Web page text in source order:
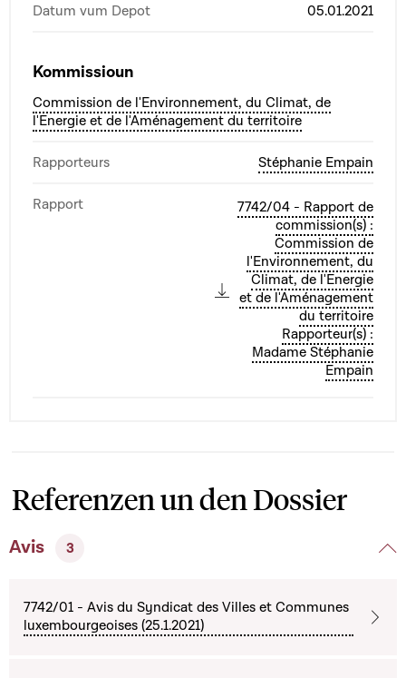
Datum vum Depot 05.01.2021
Kommissioun
Commission de l'Environnement, du Climat, de
l'Energie et de l'Aménagement du territoire
Rapporteurs Stéphanie Empain
Rapport
7742/04 - Rapport de
commission(s) :
Commission de
l'Environnement, du
Climat, de l'Energie
et de l'Aménagement
du territoire
Rapporteur(s) :
Madame Stéphanie
Empain
Referenzen un den Dossier
Avis 3
7742/01 - Avis du Syndicat des Villes et Communes
luxembourgeoises (25.1.2021)